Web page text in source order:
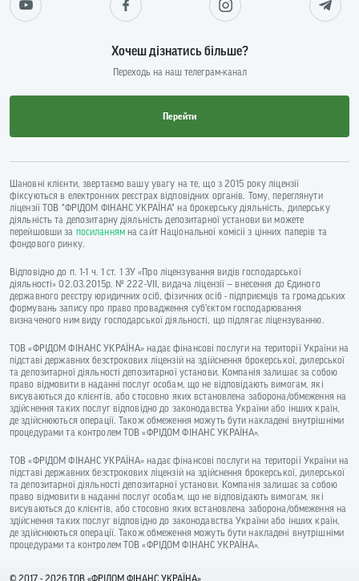
Хочеш дізнатись більше?
Переходь на наш телеграм-канал
Перейти
Шановні клієнти, звертаємо вашу увагу на те, що з 2015 року ліцензії
фіксуються в електронних реєстрах відповідних органів. Тому, переглянути
ліцензії ТОВ "ФРІДОМ ФІНАНС УКРАЇНА" на брокерську діяльність, дилерську
діяльність та депозитарну діяльність депозитарної установи ви можете
перейшовши за посиланнямна сайт Національної комісії з цінних паперів та
фондового ринку.
Відповідно до п. 1-1 ч. 1 ст. 1 ЗУ «Про ліцензування видів господарської
діяльності» 02.03.2015р. № 222-VII, видача ліцензії — внесення до Єдиного
державного реєстру юридичних осіб, фізичних осіб - підприємців та громадських
формувань запису про право провадження суб’єктом господарювання
визначеного ним виду господарської діяльності, що підлягає ліцензуванню.
ТОВ «ФРІДОМ ФІНАНС УКРАЇНА» надає фінансові послуги на території України на
підставі державних безстрокових ліцензій на здійснення брокерської, дилерської
та депозитарної діяльності депозитарної установи. Компанія залишає за собою
право відмовити в наданні послуг особам, що не відповідають вимогам, які
висуваються до клієнтів, або стосовно яких встановлена заборона/обмеження на
здійснення таких послуг відповідно до законодавства України або інших країн,
де здійснюються операції. Також обмеження можуть бути накладені внутрішніми
процедурами та контролем ТОВ «ФРІДОМ ФІНАНС УКРАЇНА».
ТОВ «ФРІДОМ ФІНАНС УКРАЇНА» надає фінансові послуги на території України на
підставі державних безстрокових ліцензій на здійснення брокерської, дилерської
та депозитарної діяльності депозитарної установи. Компанія залишає за собою
право відмовити в наданні послуг особам, що не відповідають вимогам, які
висуваються до клієнтів, або стосовно яких встановлена заборона/обмеження на
здійснення таких послуг відповідно до законодавства України або інших країн,
де здійснюються операції. Також обмеження можуть бути накладені внутрішніми
процедурами та контролем ТОВ «ФРІДОМ ФІНАНС УКРАЇНА».
© 2017 - 2026 ТОВ «ФРIДОМ ФІНАНС УКРАЇНА»